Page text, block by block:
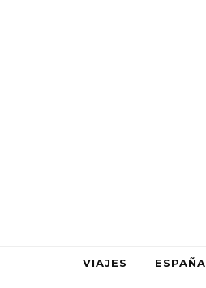
VIAJES ESPAÑA